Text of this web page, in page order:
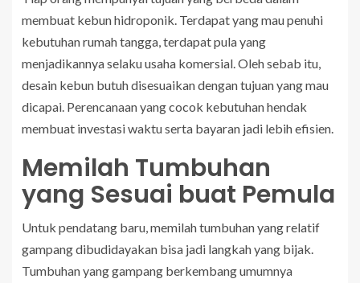
membuat kebun hidroponik. Terdapat yang mau penuhi
kebutuhan rumah tangga, terdapat pula yang
menjadikannya selaku usaha komersial. Oleh sebab itu,
desain kebun butuh disesuaikan dengan tujuan yang mau
dicapai. Perencanaan yang cocok kebutuhan hendak
membuat investasi waktu serta bayaran jadi lebih efisien.
Memilah Tumbuhan
yang Sesuai buat Pemula
Untuk pendatang baru, memilah tumbuhan yang relatif
gampang dibudidayakan bisa jadi langkah yang bijak.
Tumbuhan yang gampang berkembang umumnya